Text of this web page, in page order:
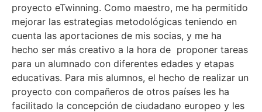
proyecto eTwinning. Como maestro, me ha permitido
mejorar las estrategias metodológicas teniendo en
cuenta las aportaciones de mis socias, y me ha
hecho ser más creativo a la hora de proponer tareas
para un alumnado con diferentes edades y etapas
educativas. Para mis alumnos, el hecho de realizar un
proyecto con compañeros de otros países les ha
facilitado la concepción de ciudadano europeo y les